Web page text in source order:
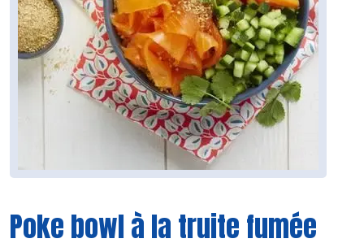
Poke bowl à la truite fumée